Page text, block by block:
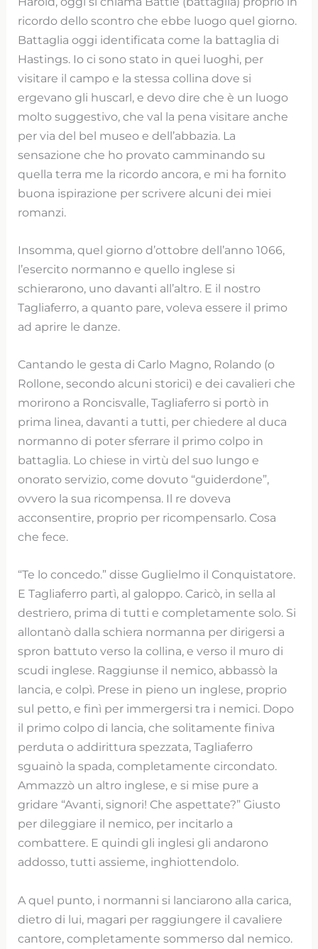
ricordo dello scontro che ebbe luogo quel giorno.
Battaglia oggi identificata come la battaglia di
Hastings. Io ci sono stato in quei luoghi, per
visitare il campo e la stessa collina dove si
ergevano gli huscarl, e devo dire che è un luogo
molto suggestivo, che val la pena visitare anche
per via del bel museo e dell’abbazia. La
sensazione che ho provato camminando su
quella terra me la ricordo ancora, e mi ha fornito
buona ispirazione per scrivere alcuni dei miei
romanzi.
Insomma, quel giorno d’ottobre dell’anno 1066,
l’esercito normanno e quello inglese si
schierarono, uno davanti all’altro. E il nostro
Tagliaferro, a quanto pare, voleva essere il primo
ad aprire le danze.
Cantando le gesta di Carlo Magno, Rolando (o
Rollone, secondo alcuni storici) e dei cavalieri che
morirono a Roncisvalle, Tagliaferro si portò in
prima linea, davanti a tutti, per chiedere al duca
normanno di poter sferrare il primo colpo in
battaglia. Lo chiese in virtù del suo lungo e
onorato servizio, come dovuto “guiderdone”,
ovvero la sua ricompensa. Il re doveva
acconsentire, proprio per ricompensarlo. Cosa
che fece.
“Te lo concedo.” disse Guglielmo il Conquistatore.
E Tagliaferro partì, al galoppo. Caricò, in sella al
destriero, prima di tutti e completamente solo. Si
allontanò dalla schiera normanna per dirigersi a
spron battuto verso la collina, e verso il muro di
scudi inglese. Raggiunse il nemico, abbassò la
lancia, e colpì. Prese in pieno un inglese, proprio
sul petto, e finì per immergersi tra i nemici. Dopo
il primo colpo di lancia, che solitamente finiva
perduta o addirittura spezzata, Tagliaferro
sguainò la spada, completamente circondato.
Ammazzò un altro inglese, e si mise pure a
gridare “Avanti, signori! Che aspettate?” Giusto
per dileggiare il nemico, per incitarlo a
combattere. E quindi gli inglesi gli andarono
addosso, tutti assieme, inghiottendolo.
A quel punto, i normanni si lanciarono alla carica,
dietro di lui, magari per raggiungere il cavaliere
cantore, completamente sommerso dal nemico.